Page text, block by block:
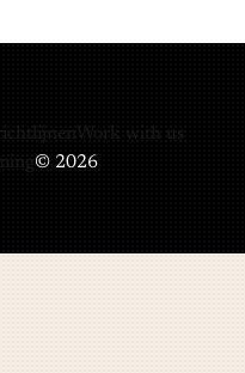
Work with us
© 2026